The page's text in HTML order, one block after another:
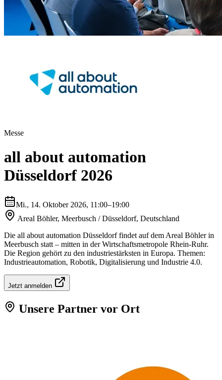
Messe
all about automation
Düsseldorf 2026
Mi., 14. Oktober 2026, 11:00–19:00
Areal Böhler, Meerbusch / Düsseldorf, Deutschland
Die all about automation Düsseldorf findet auf dem Areal Böhler in
Meerbusch statt – mitten in der Wirtschaftsmetropole Rhein-Ruhr.
Die Region gehört zu den industriestärksten in Europa. Themen:
Industrieautomation, Robotik, Digitalisierung und Industrie 4.0.
Jetzt anmelden
Unsere Partner vor Ort